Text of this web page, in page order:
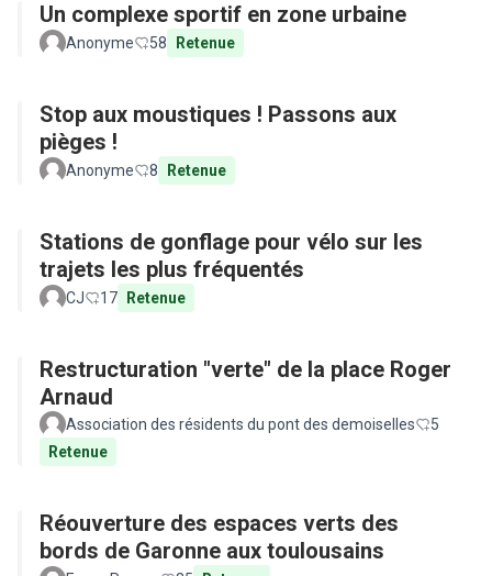
Un complexe sportif en zone urbaine
Anonyme 58 Retenue
Stop aux moustiques ! Passons aux
pièges !
Anonyme 8 Retenue
Stations de gonflage pour vélo sur les
trajets les plus fréquentés
CJ 17 Retenue
Restructuration "verte" de la place Roger
Arnaud
Association des résidents du pont des demoiselles
5
Retenue
Réouverture des espaces verts des
bords de Garonne aux toulousains